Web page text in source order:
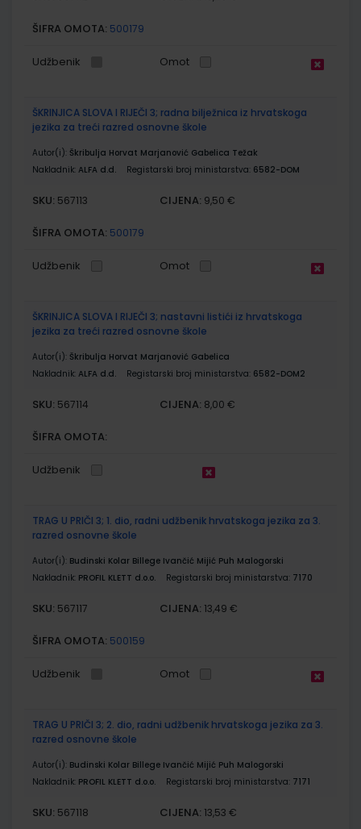
ŠIFRA OMOTA: 500179
Udžbenik Omot
ŠKRINJICA SLOVA I RIJEČI 3; radna bilježnica iz hrvatskoga
jezika za treći razred osnovne škole
Autor(i): Škribulja Horvat Marjanović Gabelica Težak
Nakladnik: ALFA d.d. Registarski broj ministarstva: 6582-DOM
SKU: 567113 CIJENA: 9,50 €
ŠIFRA OMOTA: 500179
Udžbenik Omot
ŠKRINJICA SLOVA I RIJEČI 3; nastavni listići iz hrvatskoga
jezika za treći razred osnovne škole
Autor(i): Škribulja Horvat Marjanović Gabelica
Nakladnik: ALFA d.d. Registarski broj ministarstva: 6582-DOM2
SKU: 567114 CIJENA: 8,00 €
ŠIFRA OMOTA:
Udžbenik
TRAG U PRIČI 3; 1. dio, radni udžbenik hrvatskoga jezika za 3.
razred osnovne škole
Autor(i): Budinski Kolar Billege Ivančić Mijić Puh Malogorski
Nakladnik: PROFIL KLETT d.o.o. Registarski broj ministarstva: 7170
SKU: 567117 CIJENA: 13,49 €
ŠIFRA OMOTA: 500159
Udžbenik Omot
TRAG U PRIČI 3; 2. dio, radni udžbenik hrvatskoga jezika za 3.
razred osnovne škole
Autor(i): Budinski Kolar Billege Ivančić Mijić Puh Malogorski
Nakladnik: PROFIL KLETT d.o.o. Registarski broj ministarstva: 7171
SKU: 567118 CIJENA: 13,53 €